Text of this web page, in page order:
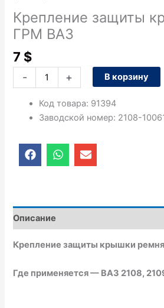
Крепление защиты
ГРМ ВАЗ
7 $
-
ремня
ГРМ
+ В корзину
Код товара: 91394
Заводской номер: 2108-
F
a
o
o
k
W
h
a
p
E
n
o
e
Описание
Крепление защиты крышки
Где применяется — ВАЗ 2108,